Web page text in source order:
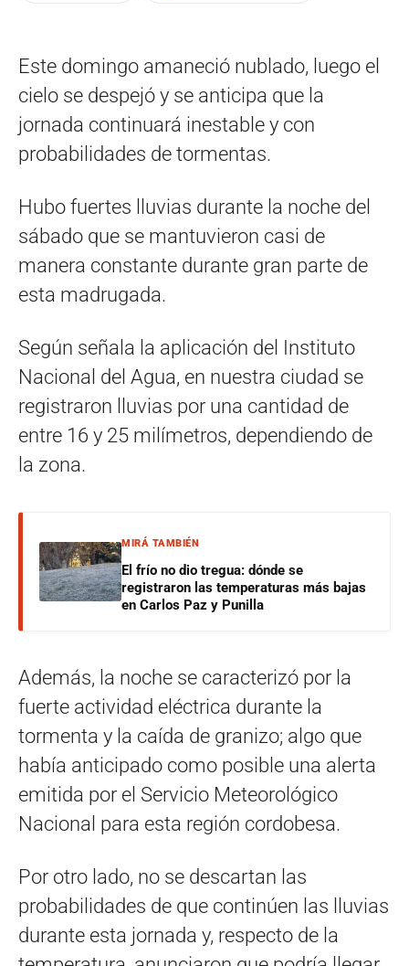
Este domingo amaneció nublado, luego el
cielo se despejó y se anticipa que la
jornada continuará inestable y con
probabilidades de tormentas.
Hubo fuertes lluvias durante la noche del
sábado que se mantuvieron casi de
manera constante durante gran parte de
esta madrugada.
Según señala la aplicación del Instituto
Nacional del Agua, en nuestra ciudad se
registraron lluvias por una cantidad de
entre 16 y 25 milímetros, dependiendo de
la zona.
MIRÁ TAMBIÉN
El frío no dio tregua: dónde se
registraron las temperaturas más bajas
en Carlos Paz y Punilla
Además, la noche se caracterizó por la
fuerte actividad eléctrica durante la
tormenta y la caída de granizo; algo que
había anticipado como posible una alerta
emitida por el Servicio Meteorológico
Nacional para esta región cordobesa.
Por otro lado, no se descartan las
probabilidades de que continúen las lluvias
durante esta jornada y, respecto de la